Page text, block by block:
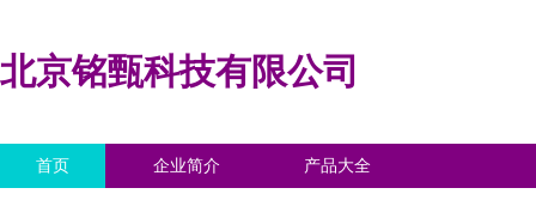
北京铭甄科技有限公司
首页 企业简介 产品大全